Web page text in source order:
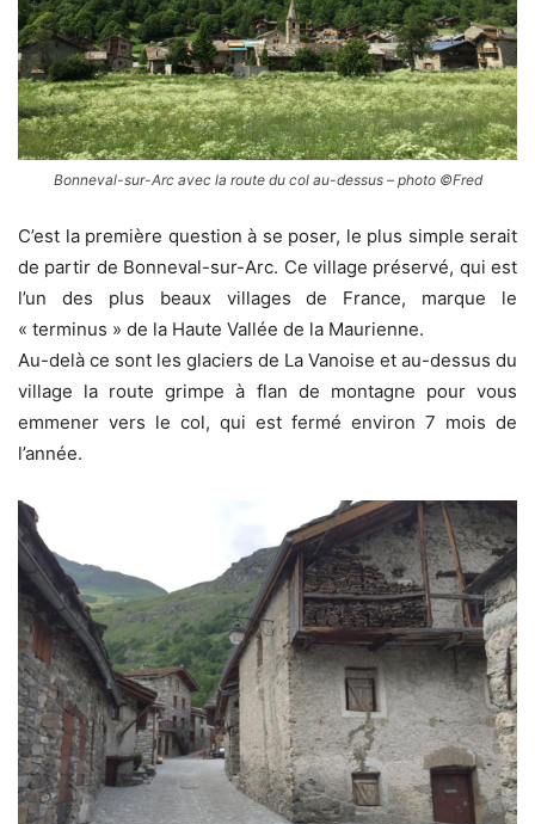
Bonneval-sur-Arc avec la route du col au-dessus – photo ©Fred
C’est la première question à se poser, le plus simple serait
de partir de Bonneval-sur-Arc. Ce village préservé, qui est
l’un des plus beaux villages de France, marque le
« terminus » de la Haute Vallée de la Maurienne.
Au-delà ce sont les glaciers de La Vanoise et au-dessus du
village la route grimpe à flan de montagne pour vous
emmener vers le col, qui est fermé environ 7 mois de
l’année.